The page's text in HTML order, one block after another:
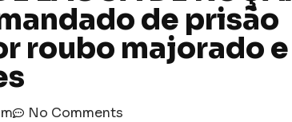
de prisão
roubo majorado e
No Comments